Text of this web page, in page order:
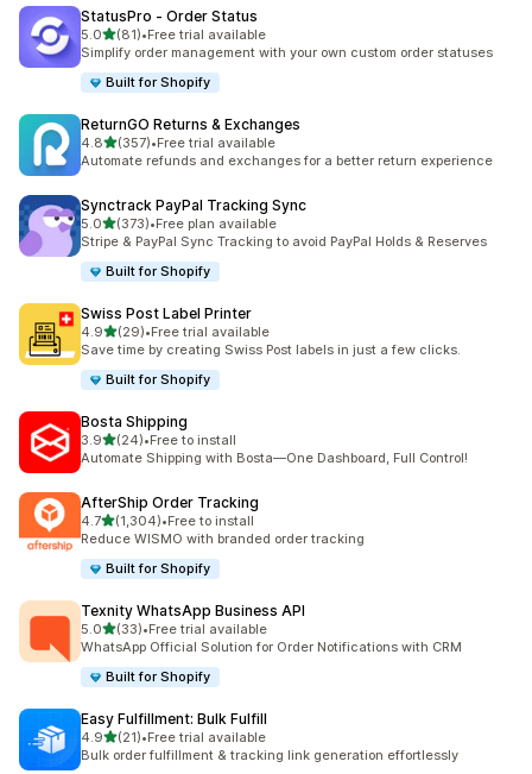
StatusPro ‑ Order Status
5.0별 5개 중
(81)
총 리뷰 81개
•Free trial available
Simplify order management with your own custom order statuses
Built for Shopify
ReturnGO Returns & Exchanges
4.8별 5개 중
(357)
총 리뷰 357개
•Free trial available
Automate refunds and exchanges for a better return experience
Synctrack PayPal Tracking Sync
5.0별 5개 중
(373)
총 리뷰 373개
•Free plan available
Stripe & PayPal Sync Tracking to avoid PayPal Holds & Reserves
Built for Shopify
Swiss Post Label Printer
4.9별 5개 중
(29)
총 리뷰 29개
•Free trial available
Save time by creating Swiss Post labels in just a few clicks.
Built for Shopify
Bosta Shipping
3.9별 5개 중
(24)
총 리뷰 24개
•Free to install
Automate Shipping with Bosta—One Dashboard, Full Control!
AfterShip Order Tracking
4.7별 5개 중
(1,304)
총 리뷰 1304개
•Free to install
Reduce WISMO with branded order tracking
Built for Shopify
Texnity WhatsApp Business API
5.0별 5개 중
(33)
총 리뷰 33개
•Free trial available
WhatsApp Official Solution for Order Notifications with CRM
Built for Shopify
Easy Fulfillment: Bulk Fulfill
4.9별 5개 중
(21)
총 리뷰 21개
•Free trial available
Bulk order fulfillment & tracking link generation effortlessly